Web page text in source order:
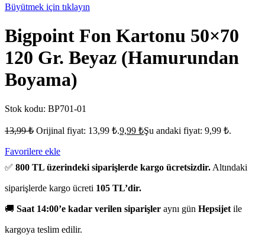
Büyütmek için tıklayın
Bigpoint Fon Kartonu 50×70
120 Gr. Beyaz (Hamurundan
Boyama)
Stok kodu: BP701-01
13,99₺ Orijinal fiyat: 13,99 ₺.9,99 ₺Şu andaki fiyat: 9,99 ₺.
Favorilere ekle
✅ 800 TL üzerindeki siparişlerde kargo ücretsizdir. Altındaki
siparişlerde kargo ücreti 105 TL’dir.
🚚 Saat 14:00’e kadar verilen siparişler aynı gün Hepsijet ile
kargoya teslim edilir.